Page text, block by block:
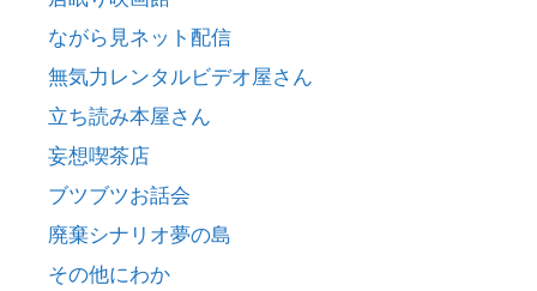
ながら見ネット配信
無気力レンタルビデオ屋さん
立ち読み本屋さん
妄想喫茶店
ブツブツお話会
廃棄シナリオ夢の島
その他にわか